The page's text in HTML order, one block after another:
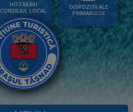
HOTĂRÂRI
CONSILIUL LOCAL
DISPOZIȚII ALE
PRIMARULUI